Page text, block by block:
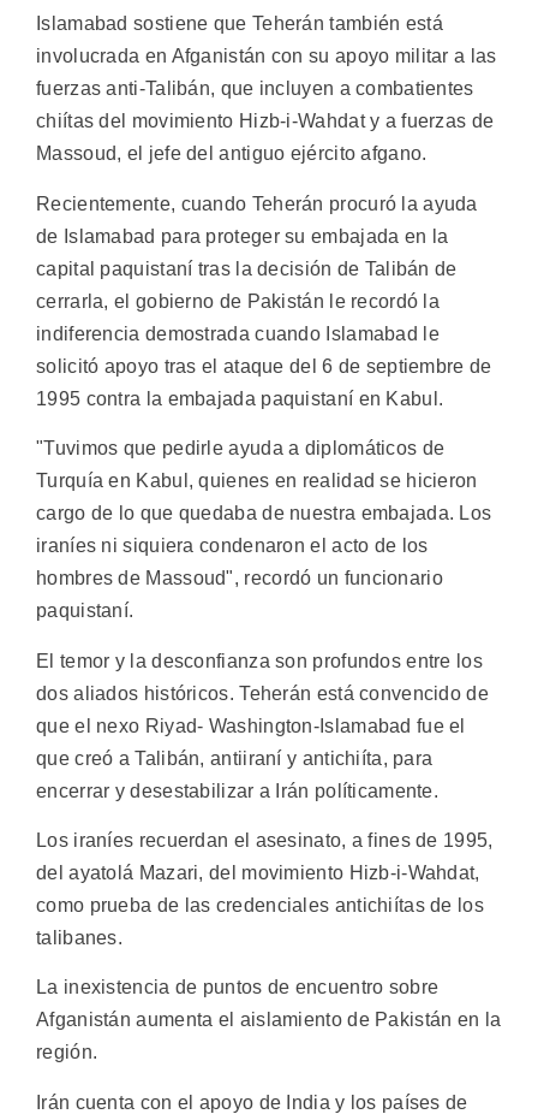
Islamabad sostiene que Teherán también está
involucrada en Afganistán con su apoyo militar a las
fuerzas anti-Talibán, que incluyen a combatientes
chiítas del movimiento Hizb-i-Wahdat y a fuerzas de
Massoud, el jefe del antiguo ejército afgano.
Recientemente, cuando Teherán procuró la ayuda
de Islamabad para proteger su embajada en la
capital paquistaní tras la decisión de Talibán de
cerrarla, el gobierno de Pakistán le recordó la
indiferencia demostrada cuando Islamabad le
solicitó apoyo tras el ataque del 6 de septiembre de
1995 contra la embajada paquistaní en Kabul.
"Tuvimos que pedirle ayuda a diplomáticos de
Turquía en Kabul, quienes en realidad se hicieron
cargo de lo que quedaba de nuestra embajada. Los
iraníes ni siquiera condenaron el acto de los
hombres de Massoud", recordó un funcionario
paquistaní.
El temor y la desconfianza son profundos entre los
dos aliados históricos. Teherán está convencido de
que el nexo Riyad- Washington-Islamabad fue el
que creó a Talibán, antiiraní y antichiíta, para
encerrar y desestabilizar a Irán políticamente.
Los iraníes recuerdan el asesinato, a fines de 1995,
del ayatolá Mazari, del movimiento Hizb-i-Wahdat,
como prueba de las credenciales antichiítas de los
talibanes.
La inexistencia de puntos de encuentro sobre
Afganistán aumenta el aislamiento de Pakistán en la
región.
Irán cuenta con el apoyo de India y los países de